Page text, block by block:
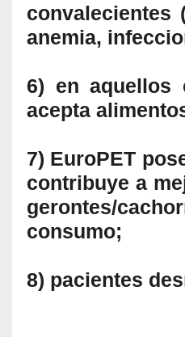
convalecientes
anemia,
6) en aquellos
acepta
7) EuroPET
contribuye a
gerontes/
consumo;
8) pacientes